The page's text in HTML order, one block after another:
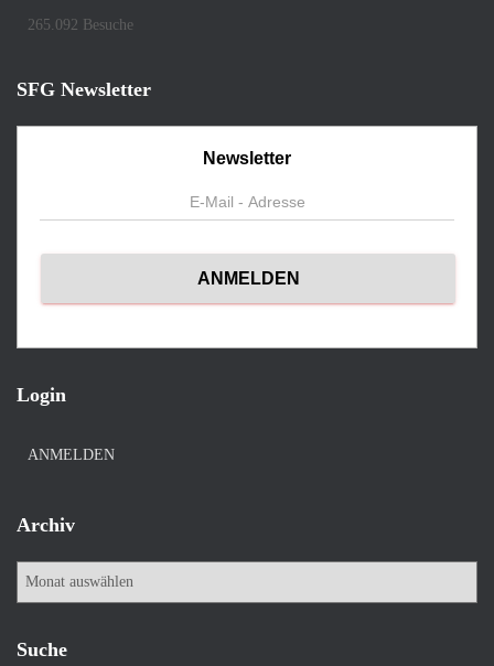
265.092 Besuche
SFG Newsletter
Newsletter
Login
ANMELDEN
Archiv
A
h
Suche